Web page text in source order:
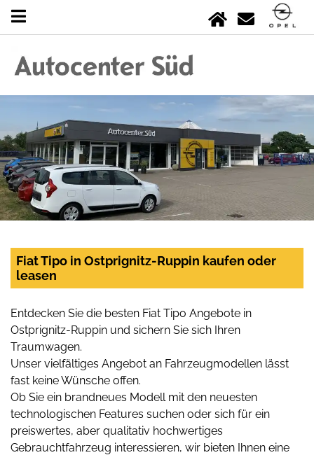
Fiat Tipo in Ostprignitz-Ruppin kaufen oder
leasen
Entdecken Sie die besten Fiat Tipo Angebote in
Ostprignitz-Ruppin und sichern Sie sich Ihren
Traumwagen.
Unser vielfältiges Angebot an Fahrzeugmodellen lässt
fast keine Wünsche offen.
Ob Sie ein brandneues Modell mit den neuesten
technologischen Features suchen oder sich für ein
preiswertes, aber qualitativ hochwertiges
Gebrauchtfahrzeug interessieren, wir bieten Ihnen eine